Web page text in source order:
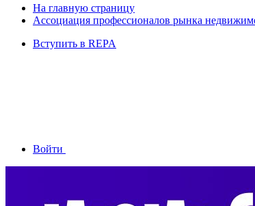
На главную страницу
Ассоциация профессионалов рынка
Вступить в REPA
Войти